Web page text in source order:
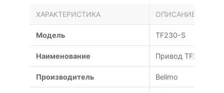
ХАРАКТЕРИСТИКА ОПИСАНИЕ
Модель TF230-S
Наименование Привод TF230-S
Производитель Belimo